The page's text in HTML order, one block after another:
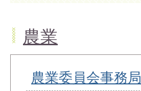
農業
農業委員会事務局